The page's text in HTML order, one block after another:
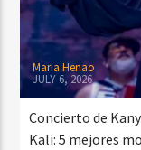
Maria Henao
JULY 6, 2026
Concierto de
Kali: 5 mejores